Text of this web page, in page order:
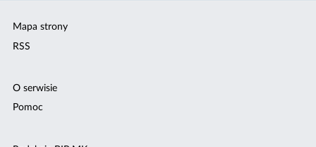
Mapa strony
RSS
O serwisie
Pomoc